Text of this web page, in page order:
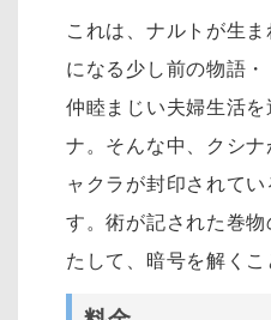
これは、ナルトが生
になる少し前の物語・
仲睦まじい夫婦生活
ナ。そんな中、クシ
ャクラが封印されて
す。術が記された巻
たして、暗号を解くこ